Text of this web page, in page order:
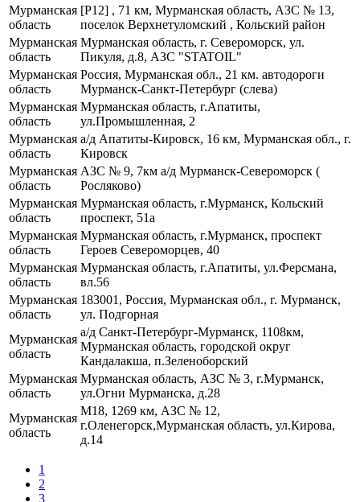
Мурманская
область
[Р12] , 71 км, Мурманская область, АЗС № 13,
поселок Верхнетуломский , Кольский район
Мурманская
область
Мурманская область, г. Североморск, ул.
Пикуля, д.8, АЗС "STATOIL"
Мурманская
область
Россия, Мурманская обл., 21 км. автодороги
Мурманск-Санкт-Петербург (слева)
Мурманская
область
Мурманская область, г.Апатиты,
ул.Промышленная, 2
Мурманская
область
а/д Апатиты-Кировск, 16 км, Мурманская обл., г.
Кировск
Мурманская
область
АЗС № 9, 7км а/д Мурманск-Североморск (
Росляково)
Мурманская
область
Мурманская область, г.Мурманск, Кольский
проспект, 51а
Мурманская
область
Мурманская область, г.Мурманск, проспект
Героев Североморцев, 40
Мурманская
область
Мурманская область, г.Апатиты, ул.Ферсмана,
вл.56
Мурманская
область
183001, Россия, Мурманская обл., г. Мурманск,
ул. Подгорная
Мурманская
область
а/д Санкт-Петербург-Мурманск, 1108км,
Мурманская область, городской округ
Кандалакша, п.Зеленоборский
Мурманская
область
Мурманская область, АЗС № 3, г.Мурманск,
ул.Огни Мурманска, д.28
Мурманская
область
М18, 1269 км, АЗС № 12,
г.Оленегорск,Мурманская область, ул.Кирова,
д.14
1
2
3